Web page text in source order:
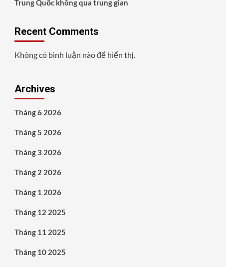
Trung Quốc không qua trung gian
Recent Comments
Không có bình luận nào để hiển thị.
Archives
Tháng 6 2026
Tháng 5 2026
Tháng 3 2026
Tháng 2 2026
Tháng 1 2026
Tháng 12 2025
Tháng 11 2025
Tháng 10 2025